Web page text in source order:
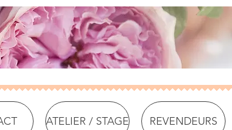
ATELIER / STAGE REVENDEURS